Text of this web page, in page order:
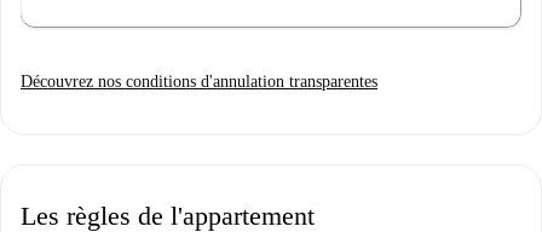
Découvrez nos conditions d'annulation transparentes
Les règles de l'appartement